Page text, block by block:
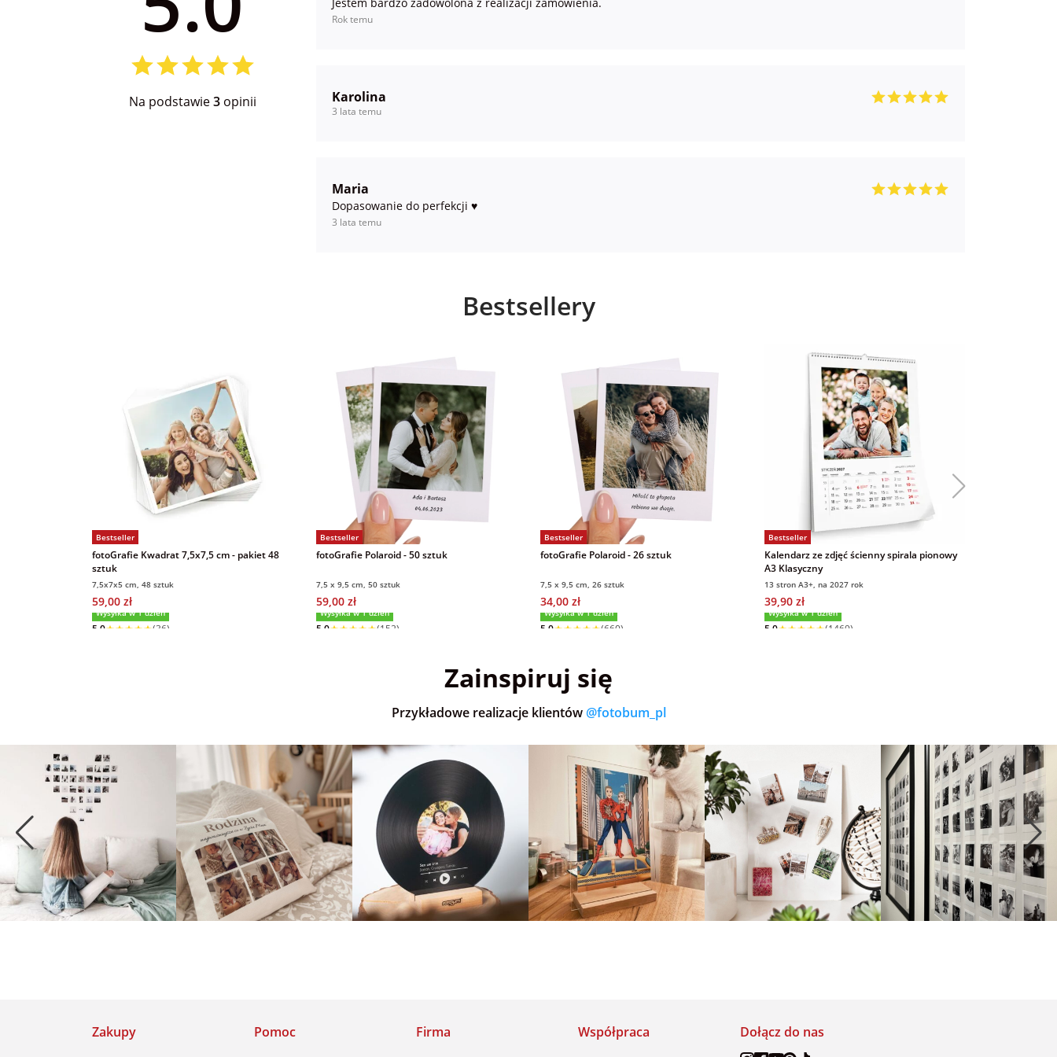
Na podstawie3opinii
Rok temu
Karolina
3 lata temu
Maria
Dopasowanie do perfekcji ♥️
3 lata temu
Bestsellery
Bestseller
fotoGrafie Kwadrat 7,5x7,5 cm - pakiet 48
sztuk
7,5x7x5 cm, 48 sztuk
59,00 zł
Wysyłka w 1 dzień
Bestseller
fotoGrafie Polaroid - 50 sztuk
7,5 x 9,5 cm, 50 sztuk
59,00 zł
Wysyłka w 1 dzień
Bestseller
fotoGrafie Polaroid - 26 sztuk
7,5 x 9,5 cm, 26 sztuk
34,00 zł
Wysyłka w 1 dzień
Bestseller
Kalendarz ze zdjęć ścienny spirala pionowy
A3 Klasyczny
13 stron A3+, na 2027 rok
39,90 zł
Wysyłka w 1 dzień
Zainspiruj się
Przykładowe realizacje klientów @fotobum_pl
Dołącz do nas
Zakupy Pomoc Firma Współpraca